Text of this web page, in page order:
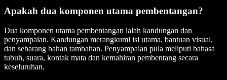
Apakah dua komponen utama pembentangan?
Dua komponen utama pembentangan ialah kandungan dan
penyampaian. Kandungan merangkumi isi utama, bantuan visual,
dan sebarang bahan tambahan. Penyampaian pula meliputi bahasa
tubuh, suara, kontak mata dan kemahiran pembentang secara
keseluruhan.